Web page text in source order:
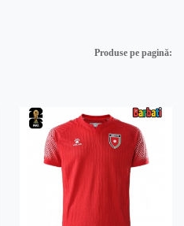
Produse pe pagină: